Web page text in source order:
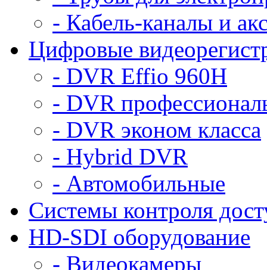
- Кабель-каналы и
Цифровые
- DVR Effio 960H
- DVR
- DVR эконом класса
- Hybrid DVR
- Автомобильные
Системы контроля
HD-SDI оборудование
- Видеокамеры